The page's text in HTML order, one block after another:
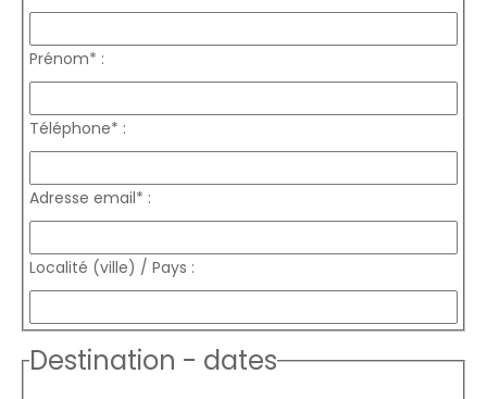
Prénom* :
Téléphone* :
Adresse email* :
Localité (ville) / Pays :
Destination - dates